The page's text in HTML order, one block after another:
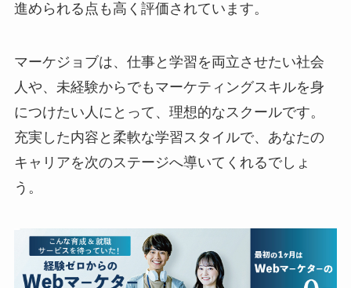
進められる点も高く評価されています。
マーケジョブは、仕事と学習を両立させたい社会
人や、未経験からでもマーケティングスキルを身
につけたい人にとって、理想的なスクールです。
充実した内容と柔軟な学習スタイルで、あなたの
キャリアを次のステージへ導いてくれるでしょ
う。